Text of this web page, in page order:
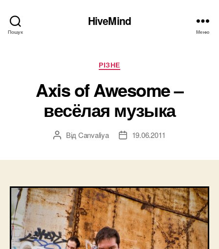
Пошук
HiveMind
Меню
Категорії
РІЗНЕ
Axis of Awesome –
весёлая музыка
Автор
Від Canvaliya
Дата19.06.2011